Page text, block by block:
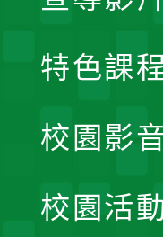
特色課程
校園影
校園活